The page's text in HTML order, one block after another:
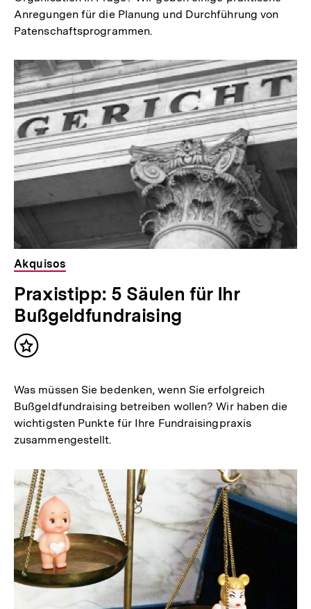
Anregungen für die Planung und Durchführung von
Patenschaftsprogrammen.
Akquisos
Praxistipp: 5 Säulen für Ihr
Bußgeldfundraising
Inhalt
Was müssen Sie bedenken, wenn Sie erfolgreich
Bußgeldfundraising betreiben wollen? Wir haben die
wichtigsten Punkte für Ihre Fundraisingpraxis
zusammengestellt.